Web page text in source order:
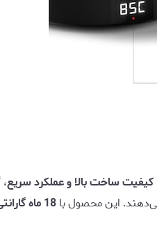
ساخت بالا و عملکرد سریع
این محصول با18 ماه گارانتی شرکتی